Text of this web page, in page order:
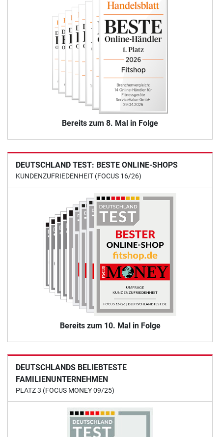
Bereits zum 8. Mal in Folge
DEUTSCHLAND TEST: BESTE ONLINE-SHOPS
KUNDENZUFRIEDENHEIT (FOCUS 16/26)
Bereits zum 10. Mal in Folge
DEUTSCHLANDS BELIEBTESTE
FAMILIENUNTERNEHMEN
PLATZ 3 (FOCUS MONEY 09/25)